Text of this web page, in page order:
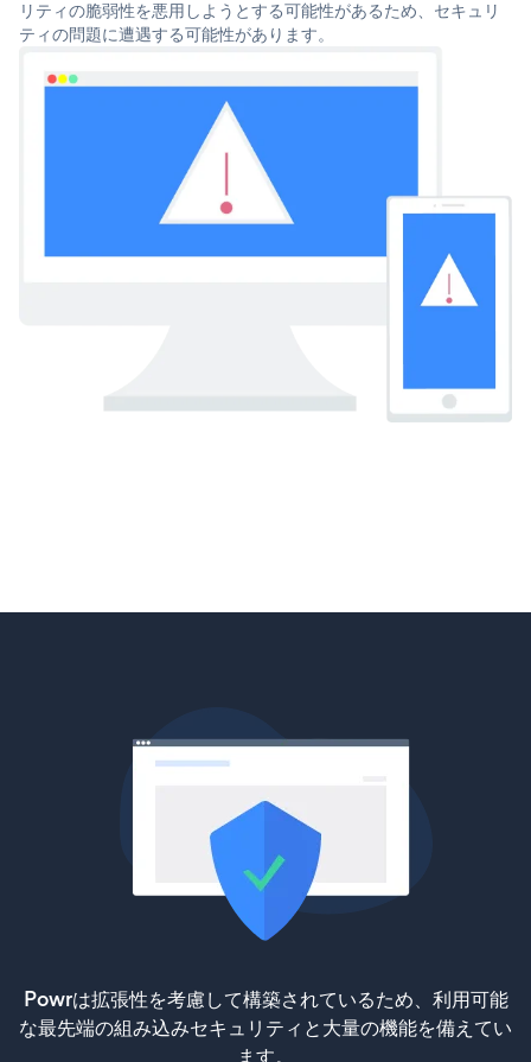
リティの脆弱性を悪用しようとする可能性があるため、セキュリ
ティの問題に遭遇する可能性があります。
Powrは拡張性を考慮して構築されているため、利用可能
な最先端の組み込みセキュリティと大量の機能を備えてい